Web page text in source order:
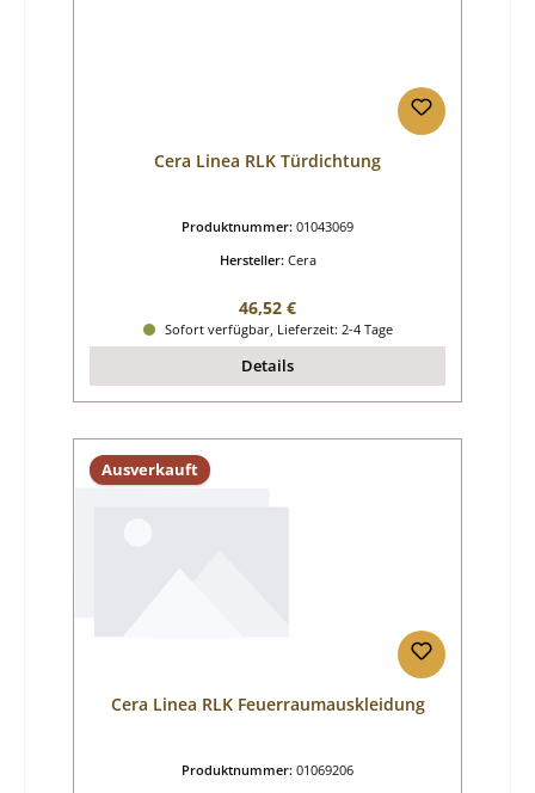
Cera Linea RLK Türdichtung
Produktnummer: 01043069
Hersteller: Cera
Regulärer Preis:
46,52 €
Sofort verfügbar, Lieferzeit: 2-4 Tage
Details
Ausverkauft
Cera Linea RLK Feuerraumauskleidung
Produktnummer: 01069206